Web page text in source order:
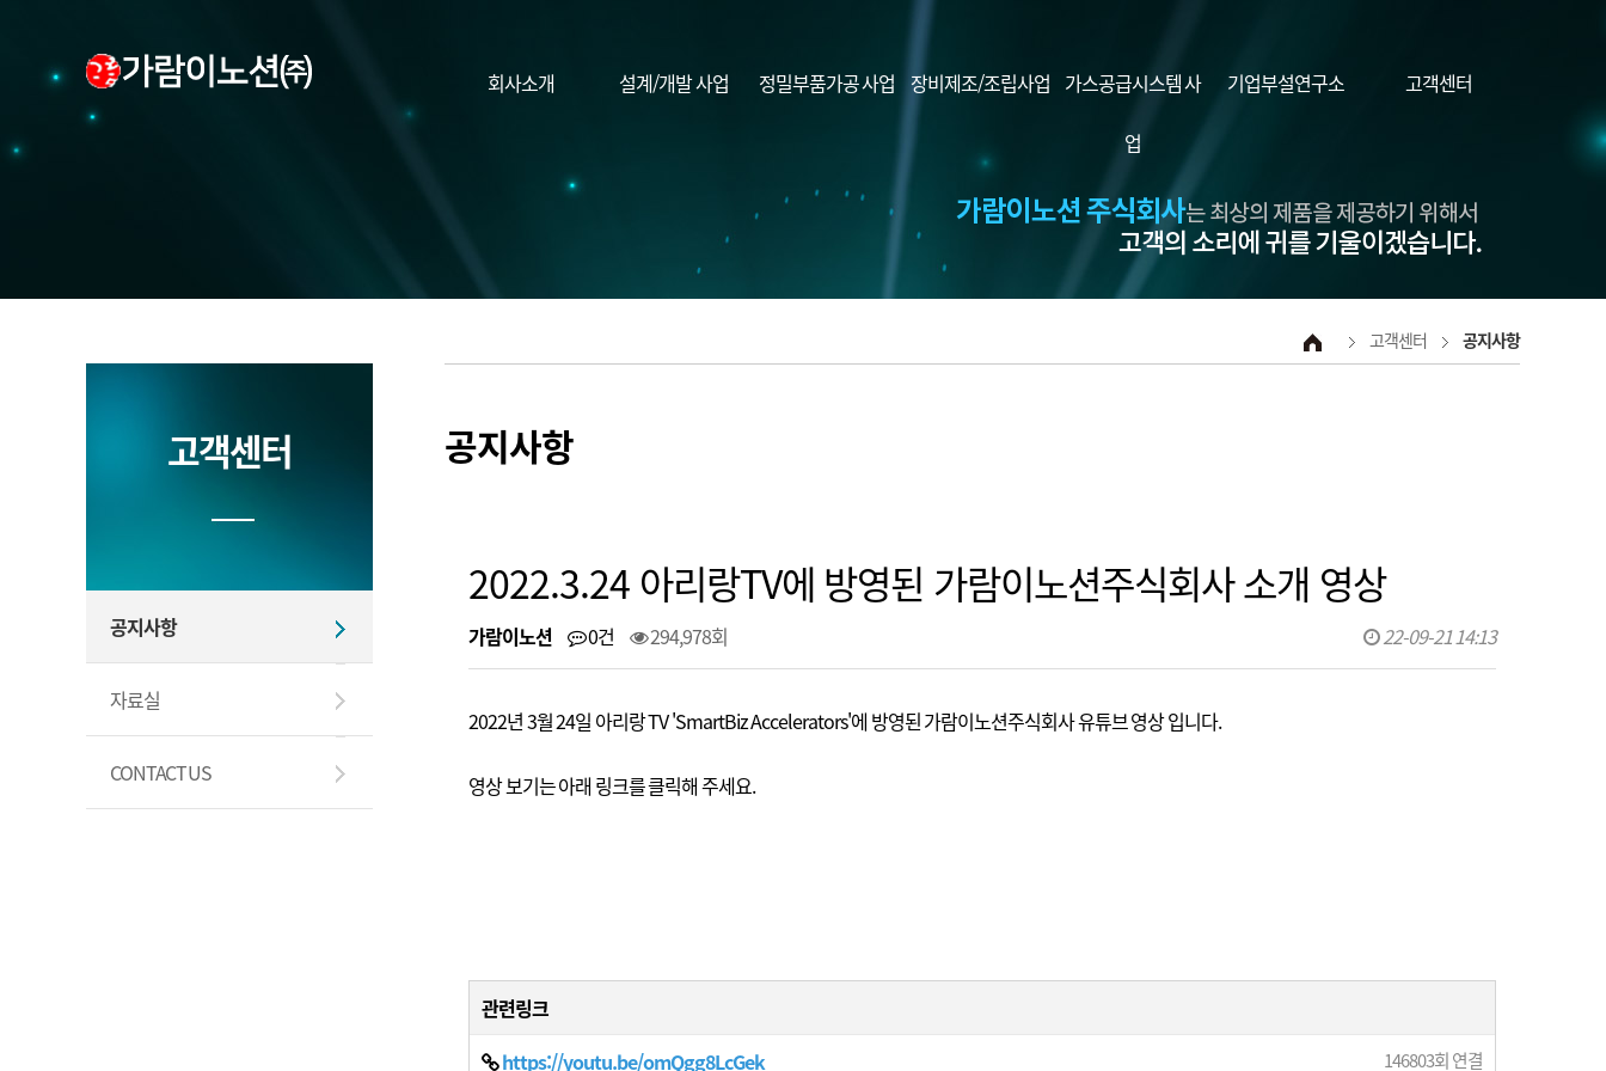
회사소개 설계/개발 사업 정밀부품가공 사업 장비제조/조립사업 가스공급시스템 사
업
기업부설연구소 고객센터
고객센터
공지사항
자료실
CONTACT US
고객센터 공지사항
공지사항
2022.3.24 아리랑TV에 방영된 가람이노션주식회사 소개 영상
가람이노션 0건 294,978회 22-09-21 14:13
2022년 3월 24일 아리랑 TV 'SmartBiz Accelerators'에 방영된 가람이노션주식회사 유튜브 영상 입니다.
영상 보기는 아래 링크를 클릭해 주세요.
관련링크
https://youtu.be/omQgg8LcGek
146803회 연결